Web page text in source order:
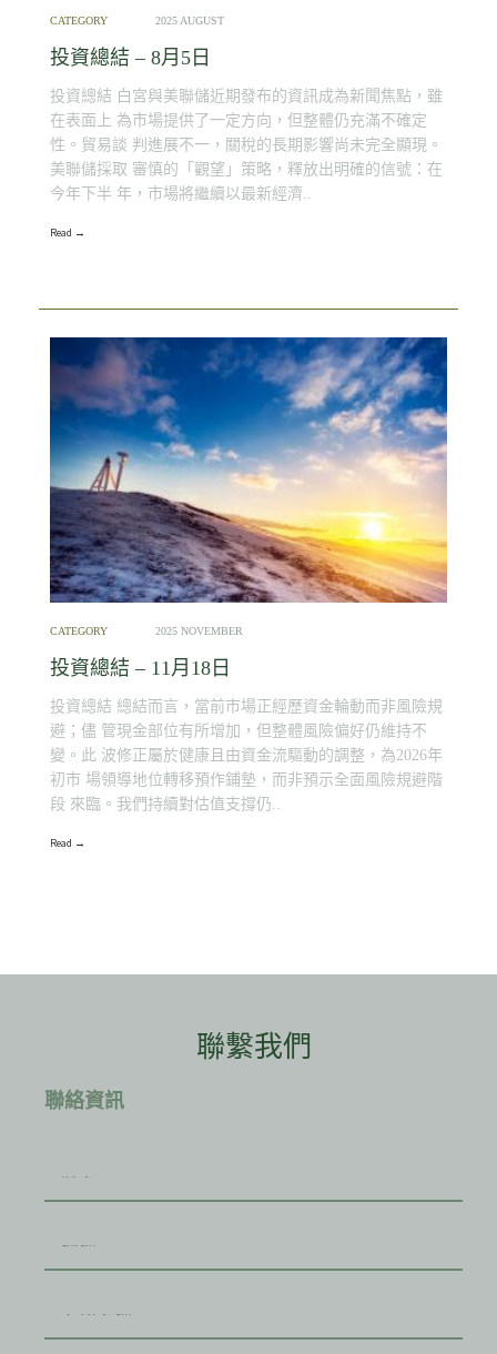
CATEGORY 2025 AUGUST
投資總結 – 8月5日
投資總結 白宮與美聯儲近期發布的資訊成為新聞焦點，雖
在表面上 為市場提供了一定方向，但整體仍充滿不確定
性。貿易談 判進展不一，關稅的長期影響尚未完全顯現。
美聯儲採取 審慎的「觀望」策略，釋放出明確的信號：在
今年下半 年，市場將繼續以最新經濟..
Read →
CATEGORY 2025 NOVEMBER
投資總結 – 11月18日
投資總結 總結而言，當前市場正經歷資金輪動而非風險規
避；儘 管現金部位有所增加，但整體風險偏好仍維持不
變。此 波修正屬於健康且由資金流驅動的調整，為2026年
初市 場領導地位轉移預作鋪墊，而非預示全面風險規避階
段 來臨。我們持續對估值支撐仍..
Read →
聯繫我們
聯絡資訊